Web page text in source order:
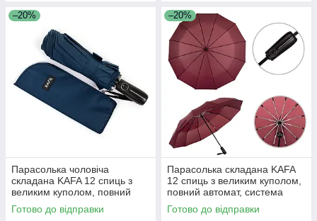
–20%
Парасолька чоловіча
складана KAFA 12 спиць з
великим куполом, повний
автомат, система антивітер,
синій (3260)
Готово до відправки
–20%
Парасолька складана KAFA
12 спиць з великим куполом,
повний автомат, система
антивітер, бордовий (3260)
Готово до відправки